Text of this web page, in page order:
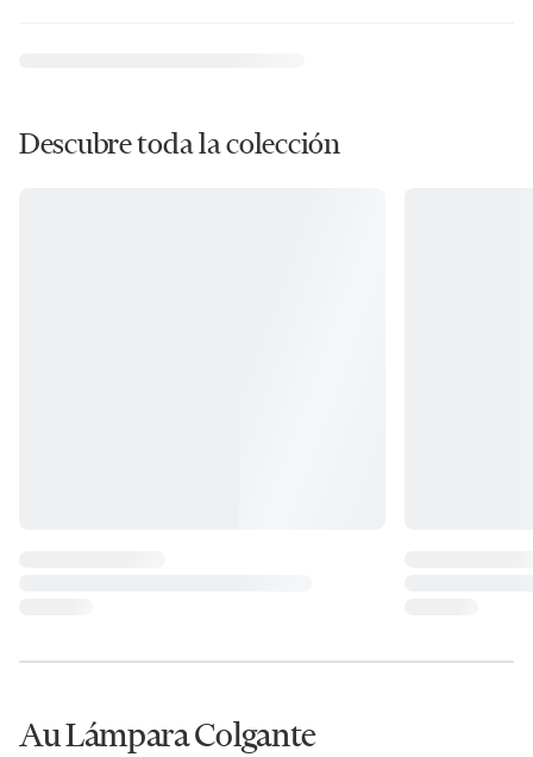
Descubre toda la colección
Au Lámpara Colgante